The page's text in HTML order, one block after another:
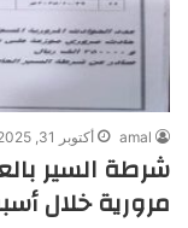
amal أكتوبر 31, 2025
مرورية خلال